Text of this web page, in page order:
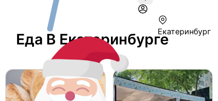
Екатеринбург
Еда В Екатеринбурге